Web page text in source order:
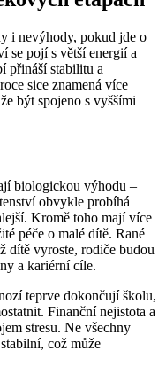
i nevýhody, pokud jde o
se pojí s větší energií a
přináší stabilitu a
sice znamená více
být spojeno s vyššími
biologickou výhodu –
obvykle probíhá
Kromě toho mají více
péče o malé dítě. Rané
dítě vyroste, rodiče budou
a kariérní cíle.
teprve dokončují školu,
Finanční nejistota a
stresu. Ne všechny
což může